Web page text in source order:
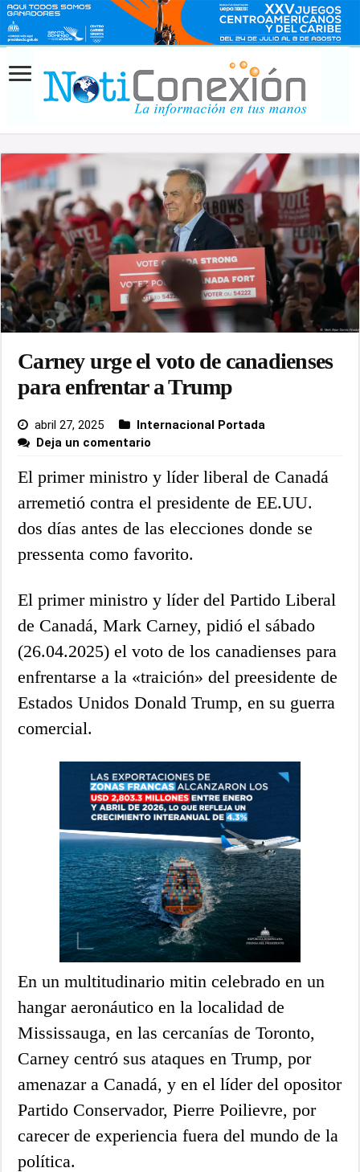
Carney urge el voto de canadienses
para enfrentar a Trump
abril 27, 2025
Internacional Portada
Deja un comentario
El primer ministro y líder liberal de Canadá
arremetió contra el presidente de EE.UU.
dos días antes de las elecciones donde se
pressenta como favorito.
El primer ministro y líder del Partido Liberal
de Canadá, Mark Carney, pidió el sábado
(26.04.2025) el voto de los canadienses para
enfrentarse a la «traición» del preesidente de
Estados Unidos Donald Trump, en su guerra
comercial.
En un multitudinario mitin celebrado en un
hangar aeronáutico en la localidad de
Mississauga, en las cercanías de Toronto,
Carney centró sus ataques en Trump, por
amenazar a Canadá, y en el líder del opositor
Partido Conservador, Pierre Poilievre, por
carecer de experiencia fuera del mundo de la
política.